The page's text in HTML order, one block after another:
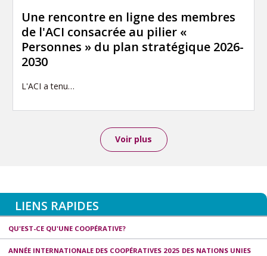
Une rencontre en ligne des membres
de l'ACI consacrée au pilier «
Personnes » du plan stratégique 2026-
2030
L'ACI a tenu…
Voir plus
LIENS RAPIDES
QU'EST-CE QU'UNE COOPÉRATIVE?
ANNÉE INTERNATIONALE DES COOPÉRATIVES 2025 DES NATIONS UNIES